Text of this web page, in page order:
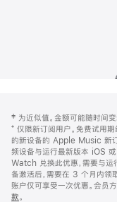
页
页
脚
注
‡ 为近似值。金额可能随时间变
⁺ 仅限新订阅用户。免费试用
的新设备的 Apple Music 新订
频设备与运行最新版本 iOS
Watch 兑换此优惠，需要与
备激活后，需要在 3 个月内领
账户仅可享受一次优惠。会员
款。